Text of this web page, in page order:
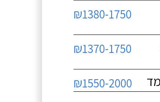
₪1380-1750
₪1370-1750
₪1550-2000